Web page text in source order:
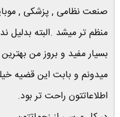
صنعت نظامی , پزشکی ,
منظم تر میشد .البته بدلیل
بسیار مفید و بروز من
میدونم و بابت این قضیه
اطلاعاتتون راحت تر بود.